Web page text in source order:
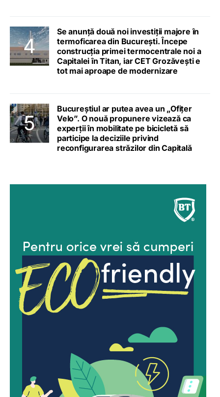
Se anunță două noi investiții majore în
termoficarea din București. Începe
construcția primei termocentrale noi a
Capitalei în Titan, iar CET Grozăvești e
tot mai aproape de modernizare
Bucureștiul ar putea avea un „Ofițer
Velo”. O nouă propunere vizează ca
experții în mobilitate pe bicicletă să
participe la deciziile privind
reconfigurarea străzilor din Capitală